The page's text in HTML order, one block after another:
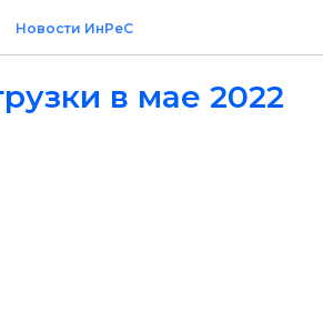
Новости ИнРеС
в мае 2022